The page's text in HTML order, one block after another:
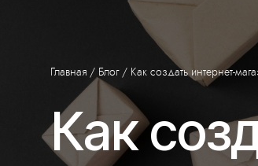
Главная / Блог/ Как создать интернет-
Как